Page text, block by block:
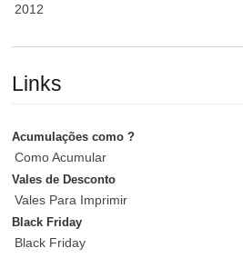
2012
Links
Acumulações como ?
Como Acumular
Vales de Desconto
Vales Para Imprimir
Black Friday
Black Friday